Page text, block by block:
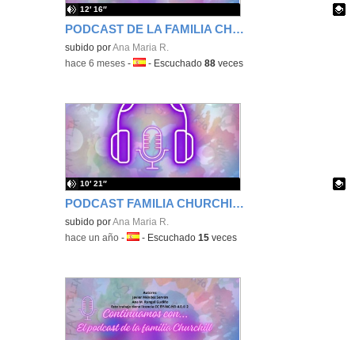
PODCAST DE LA FAMILIA CHURCHILL , TEMPORADA 3 EPISODIO 1
Contenido educativo.
subido porAna Maria R.
12′ 16″
-hace 6 meses -Idioma:
- Escuchado88 veces
PODCAST FAMILIA CHURCHILL EPISODIO 4 TEMPORADA 2
Contenido educativo.
subido porAna Maria R.
10′ 21″
-hace un año -Idioma:
- Escuchado15 veces